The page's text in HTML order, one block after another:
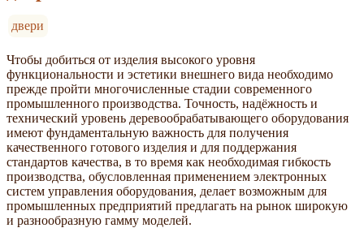
двери
Чтобы добиться от изделия высокого уровня
функциональности и эстетики внешнего вида необходимо
прежде пройти многочисленные стадии современного
промышленного производства. Точность, надёжность и
технический уровень деревообрабатывающего оборудования
имеют фундаментальную важность для получения
качественного готового изделия и для поддержания
стандартов качества, в то время как необходимая гибкость
производства, обусловленная применением электронных
систем управления оборудования, делает возможным для
промышленных предприятий предлагать на рынок широкую
и разнообразную гамму моделей.